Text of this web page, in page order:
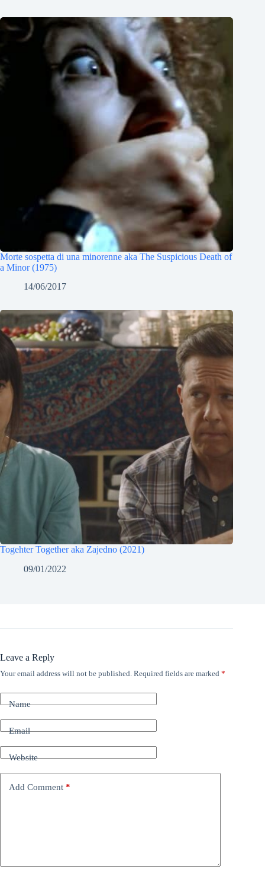
Morte sospetta di una minorenne aka The Suspicious Death of
a Minor (1975)
14/06/2017
Togehter Together aka Zajedno (2021)
09/01/2022
Leave a Reply
Your email address will not be published. Required fields are marked *
Name
Email
Website
Add Comment *